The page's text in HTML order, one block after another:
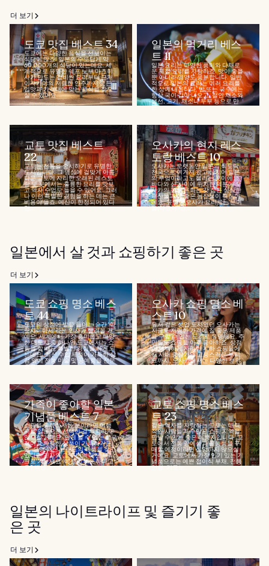
더 보기
도쿄 맛집 베스트 34
도쿄에는 다양한 음식을 선보이는
식당이 많죠. 일본의 수도답게 약
60,000개의 식당이 있는데요. 세
계적으로 유명한 쉐프 노부 마츠히
사가 만드는 값비싼 요리부터 근처
이자카야의 저렴한 안주까지 모든
입맛과 가격대에 맞는 음식을 찾으
실 수 있어요...
일본의 먹거리 베스
트 11
일본 요리는 다양한 풍미와 다채로
운 제철 요리를 자랑하죠. 맛이 좋을
뿐 아니라 영양도 풍부합니다. 일반
적으로 일본의 요리는 여러 요리를
한 상에 내옵니다. 밥 또는 국수에는
항상 국이 같이 나오고, 절인 채소와
생선, 고기, 채소나 두부 등으로 만
든...
교토 맛집 베스트
22
교토는 전통을 중시하기로 유명한
도시입니다. 그 명성에 걸맞게 아름
다운 교토에 자리한 오래된 레스토
랑 몇 곳에서는 훌륭한 요리를 맛보
고 역사 수업도 들을 수 있어요. 그러
나 이런 특별한 경험을 하는 데는 큰
비용이 들죠. 예산이 한정되어 있다
면...
오사카의 현지 레스
토랑 베스트 10
오사카는 오랫동안 일본의 식도락
천국으로 여겨져 왔고 심지어 일본
의 부엌이라고도 불리는 곳이에요.
바다와 산 사이에 위치한 덕분에 오
사카의 음식 문화는 갓 잡은 싱싱한
해산물과 질 좋은 농산물이 특징이
에요. 유명한 오사카 요리로는 문어
볼(타코야키)...
일본에서 살 것과 쇼핑하기 좋은 곳
더 보기
도쿄 쇼핑 명소 베스
트 44
도쿄의 상점에 발을 들이는 순간 '이
랏샤이마세'라는 인사가 들려올 거
예요. 세계에서 가장 흥미롭고 다양
한 대도시 중 하나인 도쿄에서는 쇼
핑을 할 때도 특별한 경험을 하게 되
는데요. 최신 수입 제품이 가득한 상
점 옆에 전통 미술 및 공예품을 전문
으로...
오사카 쇼핑 명소 베
스트 10
유서 깊은 상업 도시였던 오사카는
지금도 저렴한 가격에 질 좋은 제품
을 구할 수 있는 도시로 유명해요. 주
민들도 쇼핑을 아주 좋아하죠. 상점
이 빽빽하게 자리한 지하 쇼핑몰에
서 시내 중심가의 고풍스러운 부티
크까지, 오사카에서는 다양한 분위
기의 상점에서...
가족이 좋아할 일본
기념품 베스트 7
쇼핑을 좋아하시는 분이라면 여행
지를 일본으로 선택한 걸 후회하지
않으실 거예요. 쉽게 볼 수 없는 이국
적이고 독특한 상품이 가득하거든
요. 유명 패션 브랜드의 제품을 찾고
있다면 긴자와 그 주변의 패션 부티
크로 가보세요. 예산이 빠듯하다고
요? 백엔...
교토 쇼핑 명소 베스
트 23
깊은 역사를 자랑하는 교토는 매력
적인 사람들과 수많은 쇼핑 지역을
만날 수 있는 좋은 여행지입니다. 교
토에서 전통 공예품과 골동품을 구
매할 예정이라면 실망하지 않으실
거예요. 교토에서 가장 인기 있는 기
념품으로는 예쁜 접이식 부채, 전통
인형, 기모노...
일본의 나이트라이프 및 즐기기 좋
은 곳
더 보기